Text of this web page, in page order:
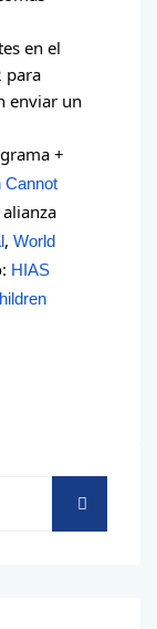
en el
para
enviar un
+
Cannot
alianza
, World
HIAS